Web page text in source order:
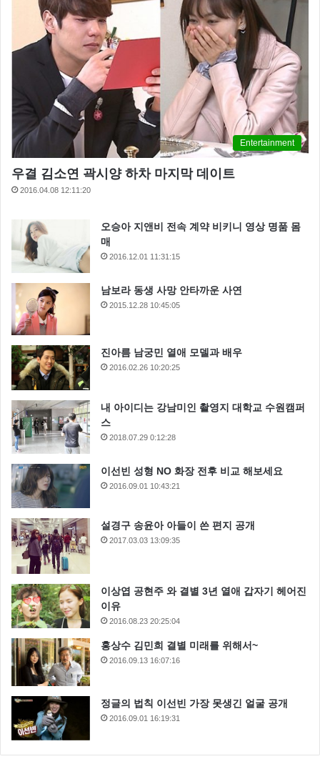
Entertainment
우결 김소연 곽시양 하차 마지막 데이트
2016.04.08 12:11:20
오승아 지앤비 전속 계약 비키니 영상 명품 몸
매
2016.12.01 11:31:15
남보라 동생 사망 안타까운 사연
2015.12.28 10:45:05
진아름 남궁민 열애 모델과 배우
2016.02.26 10:20:25
내 아이디는 강남미인 촬영지 대학교 수원캠퍼
스
2018.07.29 0:12:28
이선빈 성형 NO 화장 전후 비교 해보세요
2016.09.01 10:43:21
설경구 송윤아 아들이 쓴 편지 공개
2017.03.03 13:09:35
이상엽 공현주 와 결별 3년 열애 갑자기 헤어진
이유
2016.08.23 20:25:04
홍상수 김민희 결별 미래를 위해서~
2016.09.13 16:07:16
정글의 법칙 이선빈 가장 못생긴 얼굴 공개
2016.09.01 16:19:31